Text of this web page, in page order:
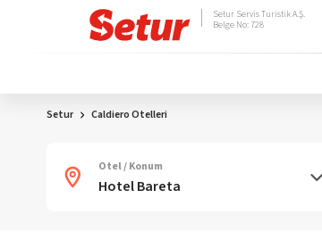
Setur Servis Turistik A.Ş.
Belge No: 728
Setur Caldiero Otelleri
Otel / Konum